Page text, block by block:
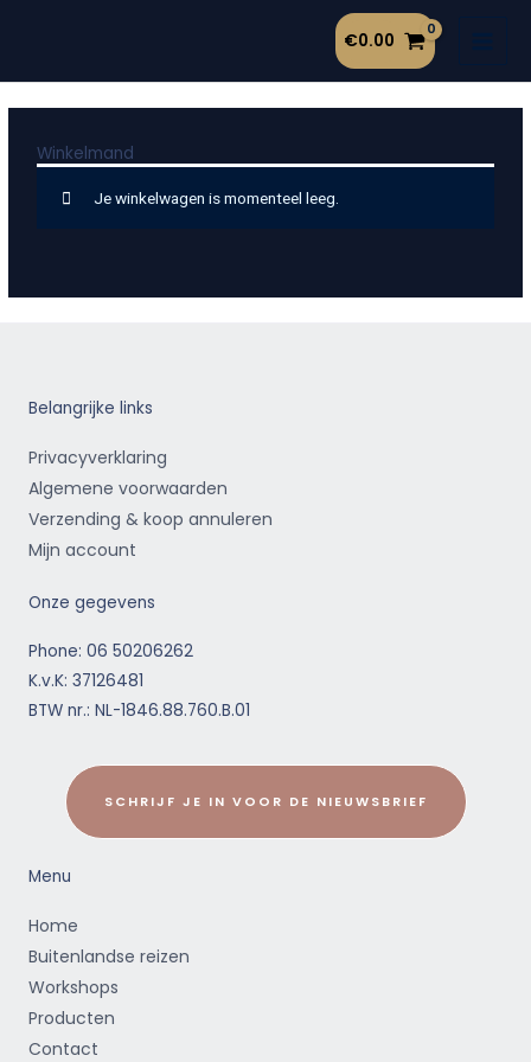
inhoud
€0.00
Winkelmand
Je winkelwagen is momenteel leeg.
Menu
Home
Buitenlandse reizen
Workshops
Producten
Contact
Onze gegevens
Phone: 06 50206262
K.v.K: 37126481
BTW nr.: NL-1846.88.760.B.01
SCHRIJF JE IN VOOR DE NIEUWSBRIEF
Belangrijke links
Privacyverklaring
Algemene voorwaarden
Verzending & koop annuleren
Mijn account